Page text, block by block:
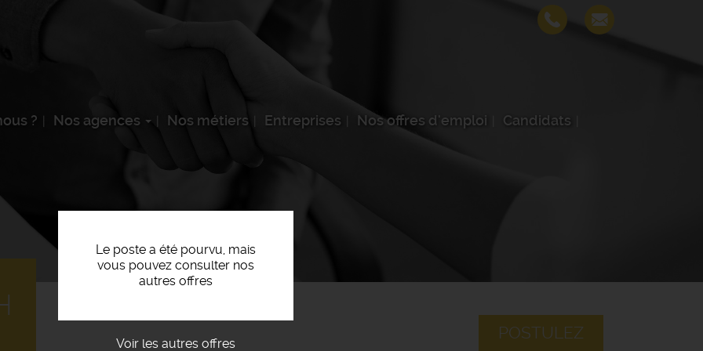
? Nos agences Nos métiers Entreprises Nos offres d'emploi Candidats
Le poste a été pourvu, mais
vous pouvez consulter nos
autres offres
Voir les autres offres
POSTULEZ